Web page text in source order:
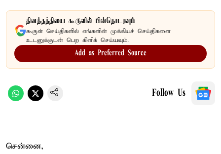
தினத்தந்தியை கூகுளில் பின்தொடரவும்
கூகுள் செய்திகளில் எங்களின் முக்கியச் செய்திகளை
உடனுக்குடன் பெற கிளிக் செய்யவும்.
Add as Preferred Source
Follow Us
சென்னை,